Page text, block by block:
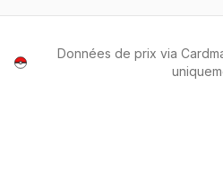
Données de prix via